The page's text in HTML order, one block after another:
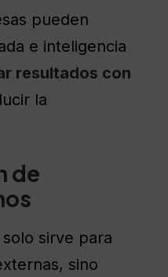
pueden
e inteligencia
resultados con
la
de
sirve para
sino